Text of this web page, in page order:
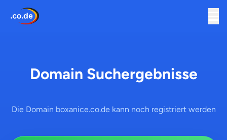
Domain Suchergebnisse
Die Domain boxanice.co.de kann noch registriert werden